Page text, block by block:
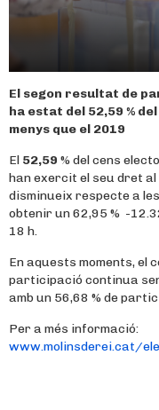
El segon resultat de
ha estat del 52,59 %
menys que el 2019
El 52,59 % del cens
han exercit el seu dret
disminueix respecte a les
obtenir un 62,95 % -
18 h.
En aquests moments, el
participació continua
amb un 56,68 % de
Per a més informació:
www.molinsderei.cat/